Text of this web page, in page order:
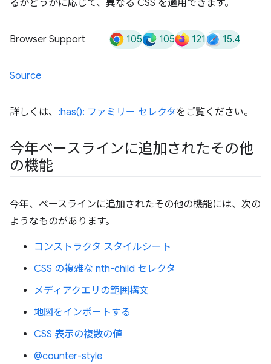
るかどうかに応じて、異なる CSS を適用できます。
Browser Support 105 105 121 15.4
Source
詳しくは、 :has(): ファミリー セレクタをご覧ください。
今年ベースラインに追加されたその他
の機能
今年、ベースラインに追加されたその他の機能には、次の
ようなものがあります。
コンストラクタ スタイルシート
CSS の複雑な nth-child セレクタ
メディアクエリの範囲構文
地図をインポートする
CSS 表示の複数の値
@counter-style